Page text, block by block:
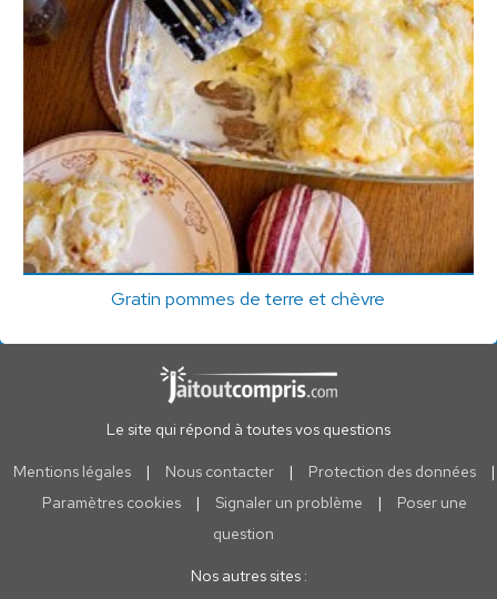
Gratin pommes de terre et chèvre
Le site qui répond à toutes vos questions
Mentions légales | Nous contacter | Protection des données
|
Paramètres cookies
| Signaler un problème |
Poser une
question
Nos autres sites :